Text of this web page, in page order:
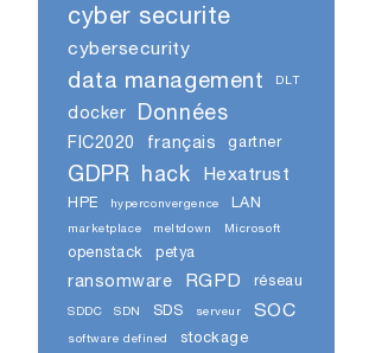
cyber securite
cybersecurity
data management DLT
docker Données
FIC2020 français gartner
GDPR hack Hexatrust
HPE hyperconvergence LAN
marketplace meltdown Microsoft
openstack petya
ransomware RGPD réseau
SDDC SDN SDS serveur SOC
software defined stockage